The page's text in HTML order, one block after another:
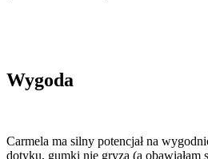
Wygoda
Carmela ma silny potencjał na
dotyku, gumki nie gryzą (a obawiałam